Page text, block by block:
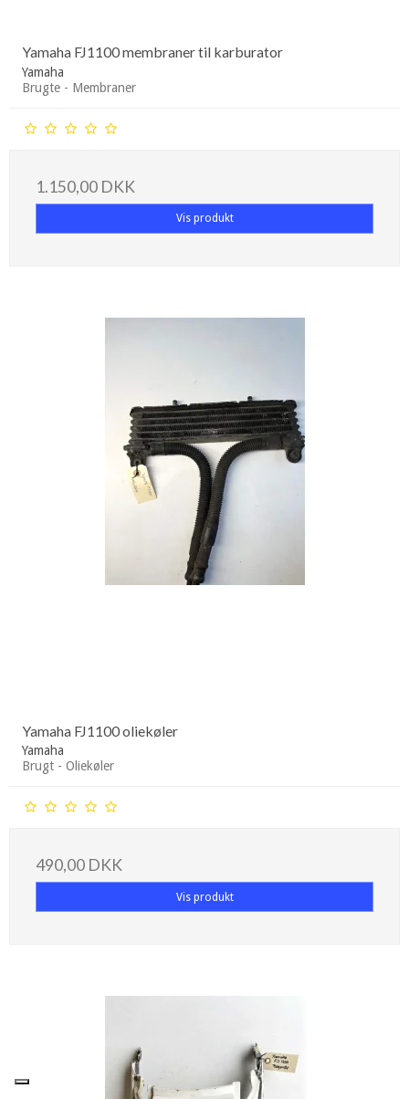
Yamaha FJ1100 membraner til karburator
Yamaha
Brugte - Membraner
1.150,00 DKK
Vis produkt
Yamaha FJ1100 oliekøler
Yamaha
Brugt - Oliekøler
490,00 DKK
Vis produkt